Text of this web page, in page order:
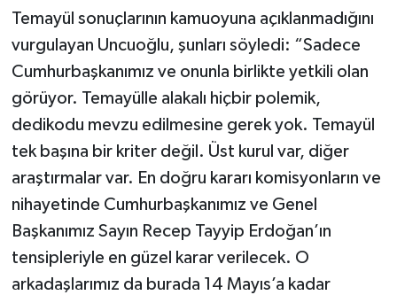
Temayül sonuçlarının kamuoyuna açıklanmadığını
vurgulayan Uncuoğlu, şunları söyledi: “Sadece
Cumhurbaşkanımız ve onunla birlikte yetkili olan
görüyor. Temayülle alakalı hiçbir polemik,
dedikodu mevzu edilmesine gerek yok. Temayül
tek başına bir kriter değil. Üst kurul var, diğer
araştırmalar var. En doğru kararı komisyonların ve
nihayetinde Cumhurbaşkanımız ve Genel
Başkanımız Sayın Recep Tayyip Erdoğan’ın
tensipleriyle en güzel karar verilecek. O
arkadaşlarımız da burada 14 Mayıs’a kadar